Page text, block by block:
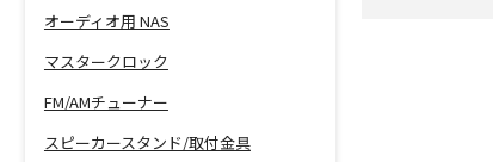
オーディオ用 NAS
マスタークロック
FM/AMチューナー
スピーカースタンド/取付金具